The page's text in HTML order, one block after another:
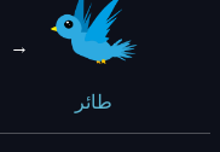
→
طائر